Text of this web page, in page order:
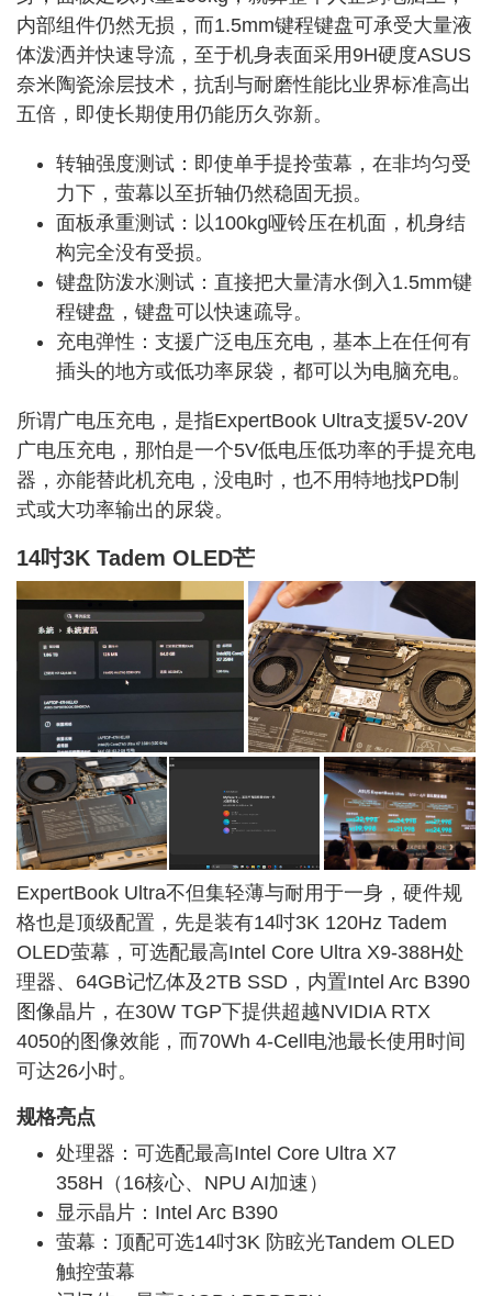
内部组件仍然无损，而1.5mm键程键盘可承受大量液
体泼洒并快速导流，至于机身表面采用9H硬度ASUS
奈米陶瓷涂层技术，抗刮与耐磨性能比业界标准高出
五倍，即使长期使用仍能历久弥新。
转轴强度测试：即使单手提拎萤幕，在非均匀受
力下，萤幕以至折轴仍然稳固无损。
面板承重测试：以100kg哑铃压在机面，机身结
构完全没有受损。
键盘防泼水测试：直接把大量清水倒入 1.5mm键
程键盘，键盘可以快速疏导。
充电弹性：支援广泛电压充电，基本上在任何有
插头的地方或低功率尿袋，都可以为电脑充电。
所谓广电压充电，是指ExpertBook Ultra支援5V-20V
广电压充电，那怕是一个5V低电压低功率的手提充电
器，亦能替此机充电，没电时，也不用特地找PD制
式或大功率输出的尿袋。
14吋3K Tadem OLED芒
ExpertBook Ultra不但集轻薄与耐用于一身，硬件规
格也是顶级配置，先是装有14吋3K 120Hz Tadem
OLED萤幕，可选配最高Intel Core Ultra X9-388H处
理器、 64GB记忆体及2TB SSD，内置Intel Arc B390
图像晶片，在30W TGP下提供超越NVIDIA RTX
4050的图像效能，而70Wh 4-Cell电池最长使用时间
可达26小时。
规格亮点
处理器：可选配最高Intel Core Ultra X7
358H（16核心、NPU AI加速）
显示晶片：Intel Arc B390
萤幕：顶配可选14吋3K 防眩光Tandem OLED
触控萤幕